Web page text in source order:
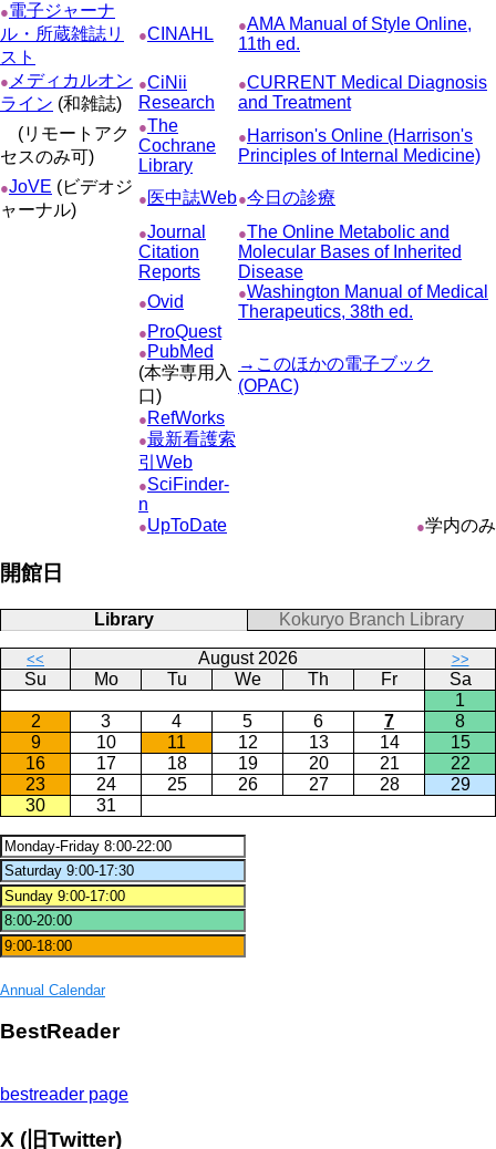
●電子ジャーナ
ル・所蔵雑誌リ
スト
●CINAHL ●AMA Manual of Style Online,
11th ed.
● メディカルオン
ライン (和雑誌)
●CiNii
Research
●CURRENT Medical Diagnosis
and Treatment
(リモートアク
セスのみ可)
●The
Cochrane
Library
● Harrison's Online (Harrison's
Principles of Internal Medicine)
●JoVE (ビデオジ
ャーナル)
● 医中誌Web●今日の診療
●Journal
Citation
Reports
●The Online Metabolic and
Molecular Bases of Inherited
Disease
●Ovid ●Washington Manual of Medical
Therapeutics, 38th ed.
● ProQuest
● PubMed
(本学専用入
口)
→このほかの電子ブック
(OPAC)
● RefWorks
●最新看護索
引Web
●SciFinder-
n
●UpToDate ●学内のみ
開館日
Library Kokuryo Branch Library
<< August 2026 >>
Su Mo Tu We Th Fr
Sa
1
2
3 4 5 6 7
8
9
10 11 12 13 14
15
16
17 18 19 20 21
22
23
24 25 26 27 28
29
30
31
Annual Calendar
BestReader
bestreader page
X (旧Twitter)